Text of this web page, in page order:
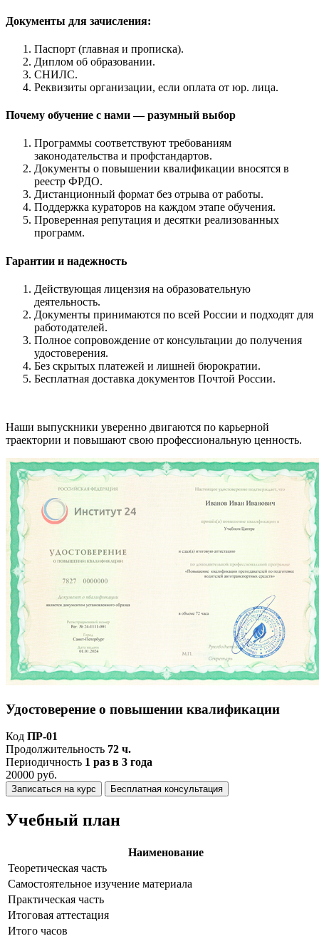
Документы для зачисления:
Паспорт (главная и прописка).
Диплом об образовании.
СНИЛС.
Реквизиты организации, если оплата от юр. лица.
Почему обучение с нами — разумный выбор
Программы соответствуют требованиям
законодательства и профстандартов.
Документы о повышении квалификации вносятся в
реестр ФРДО.
Дистанционный формат без отрыва от работы.
Поддержка кураторов на каждом этапе обучения.
Проверенная репутация и десятки реализованных
программ.
Гарантии и надежность
Действующая лицензия на образовательную
деятельность.
Документы принимаются по всей России и подходят для
работодателей.
Полное сопровождение от консультации до получения
удостоверения.
Без скрытых платежей и лишней бюрократии.
Бесплатная доставка документов Почтой России.
Наши выпускники уверенно двигаются по карьерной
траектории и повышают свою профессиональную ценность.
Удостоверение о повышении квалификации
Код ПР-01
Продолжительность 72 ч.
Периодичность 1 раз в 3 года
20000 руб.
Записаться на курс Бесплатная консультация
Учебный план
Наименование
Теоретическая часть
Самостоятельное изучение материала
Практическая часть
Итоговая аттестация
Итого часов